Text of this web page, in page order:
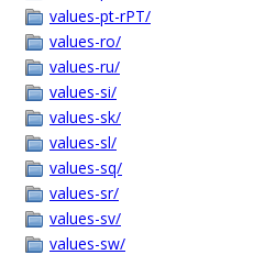
values-pt-rPT/
values-ro/
values-ru/
values-si/
values-sk/
values-sl/
values-sq/
values-sr/
values-sv/
values-sw/